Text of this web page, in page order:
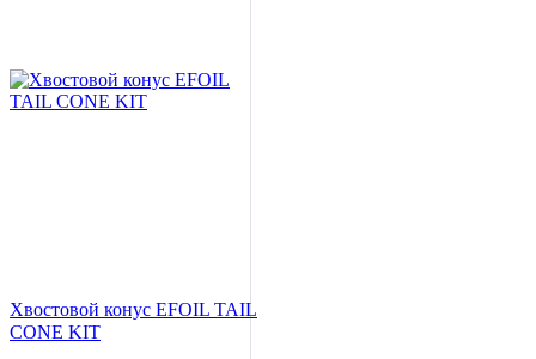
Хвостовой конус EFOIL TAIL
CONE KIT